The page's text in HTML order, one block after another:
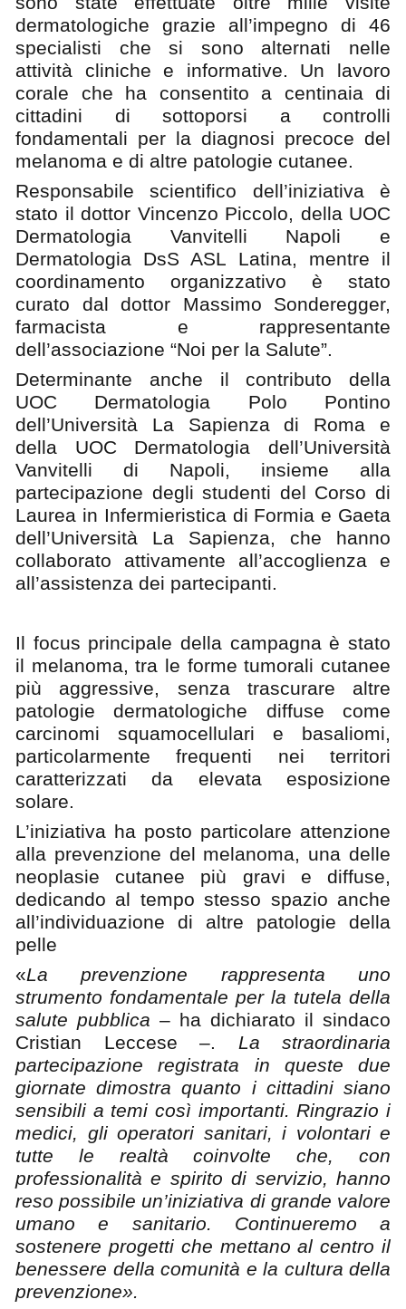
dermatologiche grazie all’impegno di 46
specialisti che si sono alternati nelle
attività cliniche e informative. Un lavoro
corale che ha consentito a centinaia di
cittadini di sottoporsi a controlli
fondamentali per la diagnosi precoce del
melanoma e di altre patologie cutanee.
Responsabile scientifico dell’iniziativa è
stato il dottor Vincenzo Piccolo, della UOC
Dermatologia Vanvitelli Napoli e
Dermatologia DsS ASL Latina, mentre il
coordinamento organizzativo è stato
curato dal dottor Massimo Sonderegger,
farmacista e rappresentante
dell’associazione “Noi per la Salute”.
Determinante anche il contributo della
UOC Dermatologia Polo Pontino
dell’Università La Sapienza di Roma e
della UOC Dermatologia dell’Università
Vanvitelli di Napoli, insieme alla
partecipazione degli studenti del Corso di
Laurea in Infermieristica di Formia e Gaeta
dell’Università La Sapienza, che hanno
collaborato attivamente all’accoglienza e
all’assistenza dei partecipanti.
Il focus principale della campagna è stato
il melanoma, tra le forme tumorali cutanee
più aggressive, senza trascurare altre
patologie dermatologiche diffuse come
carcinomi squamocellulari e basaliomi,
particolarmente frequenti nei territori
caratterizzati da elevata esposizione
solare.
L’iniziativa ha posto particolare attenzione
alla prevenzione del melanoma, una delle
neoplasie cutanee più gravi e diffuse,
dedicando al tempo stesso spazio anche
all’individuazione di altre patologie della
pelle
«La prevenzione rappresenta uno
strumento fondamentale per la tutela della
salute pubblica – ha dichiarato il sindaco
Cristian Leccese –. La straordinaria
partecipazione registrata in queste due
giornate dimostra quanto i cittadini siano
sensibili a temi così importanti. Ringrazio i
medici, gli operatori sanitari, i volontari e
tutte le realtà coinvolte che, con
professionalità e spirito di servizio, hanno
reso possibile un’iniziativa di grande valore
umano e sanitario. Continueremo a
sostenere progetti che mettano al centro il
benessere della comunità e la cultura della
prevenzione».